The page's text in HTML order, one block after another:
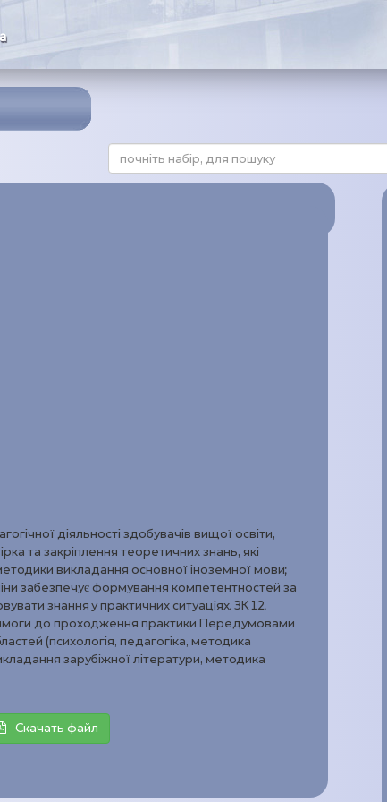
діяльності здобувачів вищої освіти,
та закріплення теоретичних знань, які
викладання основної іноземної мови;
забезпечує формування компетентностей за
знання у практичних ситуаціях. ЗК 12.
до проходження практики Передумовами
(психологія, педагогіка, методика
зарубіжної літератури, методика
Скачать файл